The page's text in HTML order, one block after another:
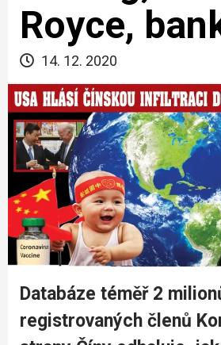
Royce,
14. 12. 2020
Databáze téměř 2
registrovaných členů